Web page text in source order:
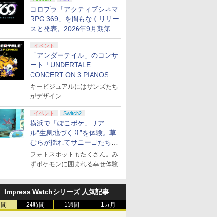
ぬいぐるみが当たる
コロプラ「アクティブシネマ
RPG 369」を間もなくリリー
スと発表。2026年9月期第3
四半期決算にて
イベント
「アンダーテイル」のコンサ
ート「UNDERTALE
CONCERT ON 3 PIANOS」
のチケット情報が公開
キービジュアルにはサンズたち
がデザイン
イベント Switch2
横浜で「ぽこポケ」リア
ル“生息地づくり”を体験。草
むらが揺れてサニーゴたちが
登場！
フォトスポットもたくさん。み
ずポケモンに囲まれる幸せ体験
Impress Watchシリーズ 人気記事
24時間 1週間 1カ月